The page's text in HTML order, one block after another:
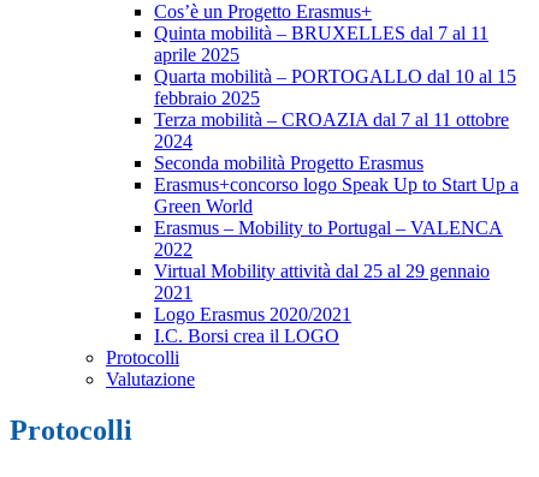
Cos’è un Progetto Erasmus+
Quinta mobilità – BRUXELLES dal 7 al 11
aprile 2025
Quarta mobilità – PORTOGALLO dal 10 al 15
febbraio 2025
Terza mobilità – CROAZIA dal 7 al 11 ottobre
2024
Seconda mobilità Progetto Erasmus
Erasmus+concorso logo Speak Up to Start Up a
Green World
Erasmus – Mobility to Portugal – VALENCA
2022
Virtual Mobility attività dal 25 al 29 gennaio
2021
Logo Erasmus 2020/2021
I.C. Borsi crea il LOGO
Protocolli
Valutazione
Protocolli